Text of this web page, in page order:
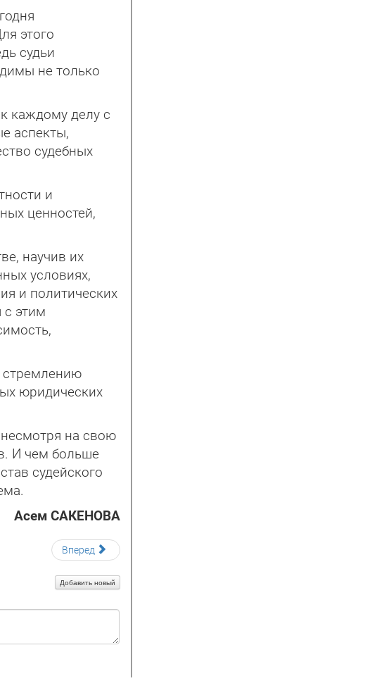
этого
судьи
не только
каждому делу с
аспекты,
судебных
и
ценностей,
научив их
условиях,
и политических
этим
стремлению
юридических
на свою
И чем больше
судейского
Асем САКЕНОВА
Вперед
Добавить новый